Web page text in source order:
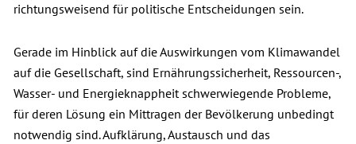
richtungsweisend für politische Entscheidungen sein.
Gerade im Hinblick auf die Auswirkungen vom Klimawandel
auf die Gesellschaft, sind Ernährungssicherheit, Ressourcen-,
Wasser- und Energieknappheit schwerwiegende Probleme,
für deren Lösung ein Mittragen der Bevölkerung unbedingt
notwendig sind. Aufklärung, Austausch und das